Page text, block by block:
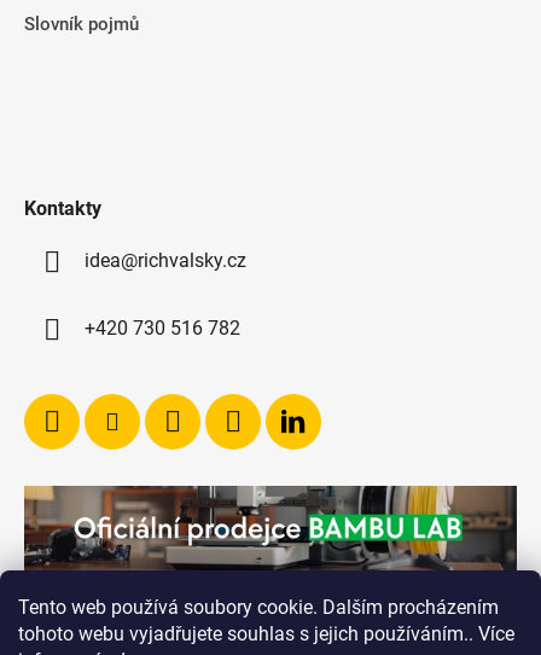
Tento web používá soubory cookie. Dalším procházením
tohoto webu vyjadřujete souhlas s jejich používáním.. Více
Slovník pojmů
Kontakty
idea@richvalsky.cz
+420 730 516 782